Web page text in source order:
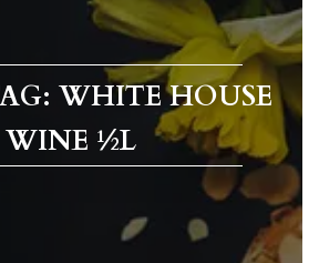
WHITE HOUSE
WINE ½L